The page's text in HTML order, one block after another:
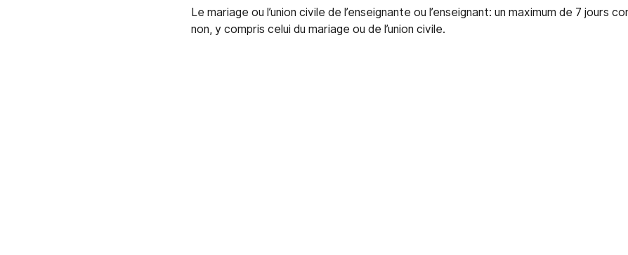
Le mariage ou l’union civile de l’enseignante ou l’enseignant: un maximum de 7 jours
non, y compris celui du mariage ou de l’union civile.